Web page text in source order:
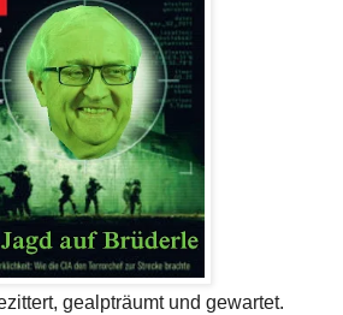
gealpträumt und gewartet.